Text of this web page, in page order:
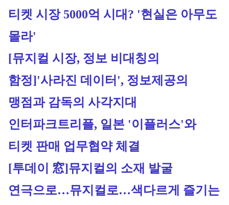
티켓 시장 5000억 시대? '현실은 아무도
몰라'
[뮤지컬 시장, 정보 비대칭의
함정]'사라진 데이터', 정보제공의
맹점과 감독의 사각지대
인터파크트리플, 일본 '이플러스'와
티켓 판매 업무협약 체결
[투데이 窓]뮤지컬의 소재 발굴
연극으로…뮤지컬로…색다르게 즐기는